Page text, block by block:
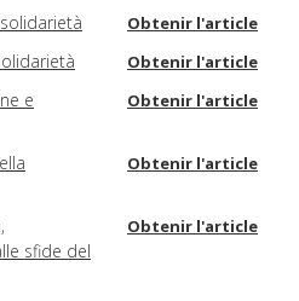
Obtenir l'article
Obtenir l'article
e
Obtenir l'article
Obtenir l'article
sfide del
Obtenir l'article